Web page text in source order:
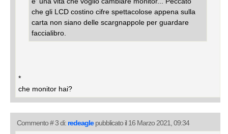
che gli LCD costino cifre spettacolose appena sulla
carta non siano delle scargnappole per guardare
faccialibro.
*
che monitor hai?
Commento # 3 di: redeaglepubblicato il 16 Marzo 2021, 09:34